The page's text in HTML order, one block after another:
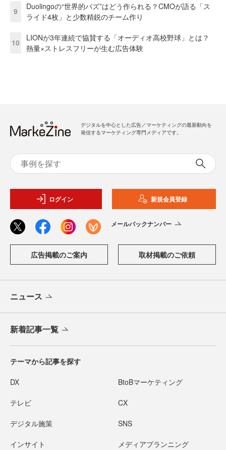
9
Duolingoの“世界的バズ”はどう作られる？CMOが語る「ス
ライド4枚」と少数精鋭のチーム作り
10
LIONが3年連続で協賛する「オーディオ高校野球」とは？
熱量×ストレスフリーが生む広告体験
デジタルを中心とした広告／マーケティングの最新動向を
発信するマーケティング専門メディアです。
ログイン 新規会員登録
メールバックナンバー
広告掲載のご案内 取材掲載のご依頼
ニュース
新着記事一覧
テーマから記事を探す
DX BtoBマーケティング
テレビ CX
デジタル施策 SNS
インサイト メディアプランニング